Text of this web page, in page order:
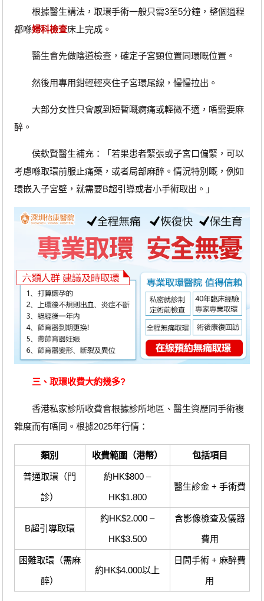
根據醫生講法，取環手術一般只需3至5分鐘，整個過程
都喺婦科檢查床上完成。
醫生會先做陰道檢查，確定子宮頸位置同環嘅位置。
然後用專用鉗輕輕夾住子宮環尾線，慢慢拉出。
大部分女性只會感到短暫嘅痾痛或輕微不適，唔需要麻
醉。
侯欽賢醫生補充：「若果患者緊張或子宮口偏緊，可以
考慮喺取環前服止痛藥，或者局部麻醉。情況特別嘅，例如
環嵌入子宮壁，就需要B超引導或者小手術取出。」
三、取環收費大約幾多?
香港私家診所收費會根據診所地區、醫生資歷同手術複
雜度而有唔同。根據2025年行情：
類別 收費範圍（港幣） 包括項目
普通取環（門
診）
約HK$800 –
HK$1.800
醫生診金 + 手術費
B超引導取環
約HK$2.000 –
HK$3.500
含影像檢查及儀器
費用
困難取環（需麻
醉）
約HK$4.000以上
日間手術 + 麻醉費
用